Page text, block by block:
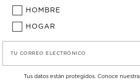
HOMBRE
HOGAR
TU CORREO ELECTRÓNICO
Tus datos están protegidos. Conoce nuestra